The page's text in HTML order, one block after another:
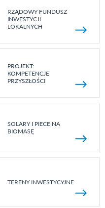
RZĄDOWY FUNDUSZ
INWESTYCJI
LOKALNYCH
PROJEKT:
KOMPETENCJE
PRZYSZŁOŚCI
SOLARY I PIECE NA
BIOMASĘ
TERENY INWESTYCYJNE